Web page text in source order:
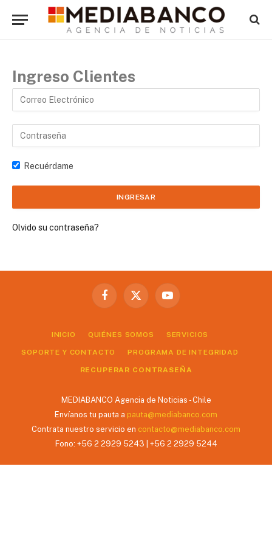
Ingreso Clientes
Recuérdame
Olvido su contraseña?
Facebook
X
YouTube
INICIO QUIÉNES SOMOS SERVICIOS
SOPORTE Y CONTACTO PROGRAMA DE INTEGRIDAD
RECUPERAR CONTRASEÑA
MEDIABANCO Agencia de Noticias - Chile
Envíanos tu pauta a pauta@mediabanco.com
Contrata nuestro servicio en contacto@mediabanco.com
Fono: +56 2 2929 5243 | +56 2 2929 5244